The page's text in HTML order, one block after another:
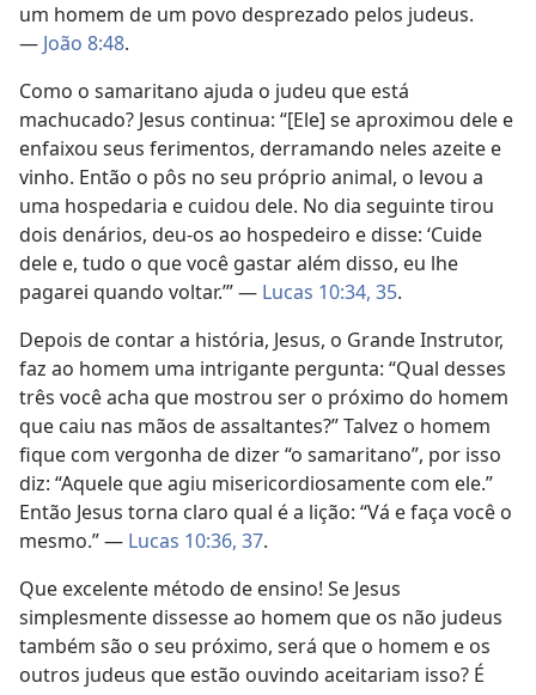
um homem de um povo desprezado pelos judeus.
— João 8:48.
Como o samaritano ajuda o judeu que está
machucado? Jesus continua: “[Ele] se aproximou dele e
enfaixou seus ferimentos, derramando neles azeite e
vinho. Então o pôs no seu próprio animal, o levou a
uma hospedaria e cuidou dele. No dia seguinte tirou
dois denários, deu-os ao hospedeiro e disse: ‘Cuide
dele e, tudo o que você gastar além disso, eu lhe
pagarei quando voltar.’” — Lucas 10:34, 35.
Depois de contar a história, Jesus, o Grande Instrutor,
faz ao homem uma intrigante pergunta: “Qual desses
três você acha que mostrou ser o próximo do homem
que caiu nas mãos de assaltantes?” Talvez o homem
fique com vergonha de dizer “o samaritano”, por isso
diz: “Aquele que agiu misericordiosamente com ele.”
Então Jesus torna claro qual é a lição: “Vá e faça você o
mesmo.” — Lucas 10:36, 37.
Que excelente método de ensino! Se Jesus
simplesmente dissesse ao homem que os não judeus
também são o seu próximo, será que o homem e os
outros judeus que estão ouvindo aceitariam isso? É